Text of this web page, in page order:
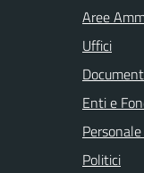
Aree
Uffici
Enti e
Politici